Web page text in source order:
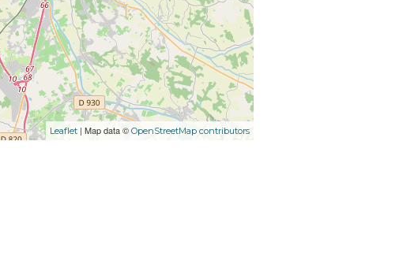
Leaflet | Map data © OpenStreetMap contributors